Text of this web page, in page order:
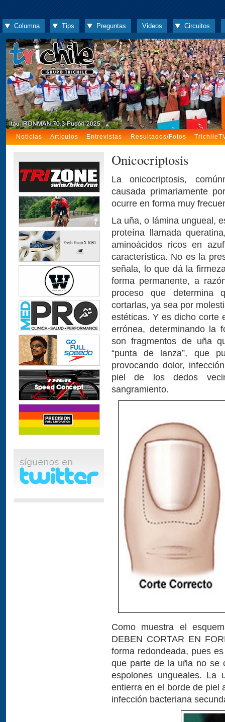
Columna Tips Preguntas Videos Circuitos
Noticias Artículos Entrevistas Resultados/Fotos
Onicocriptosis
La onicocriptosis,
causada primariamente
ocurre en forma muy
La uña, o lámina ungueal,
proteína llamada
aminoácidos ricos en
característica. No es la
señala, lo que dá la
forma permanente, a
proceso que determina
cortarlas, ya sea por
estéticas. Y es dicho corte
errónea, determinando la
son fragmentos de uña
“punta de lanza”, que
provocando dolor,
piel de los dedos
sangramiento.
Como muestra el
DEBEN CORTAR EN
forma redondeada, pues
que parte de la uña no se
espolones ungueales. La
entierra en el borde de piel
infección bacteriana